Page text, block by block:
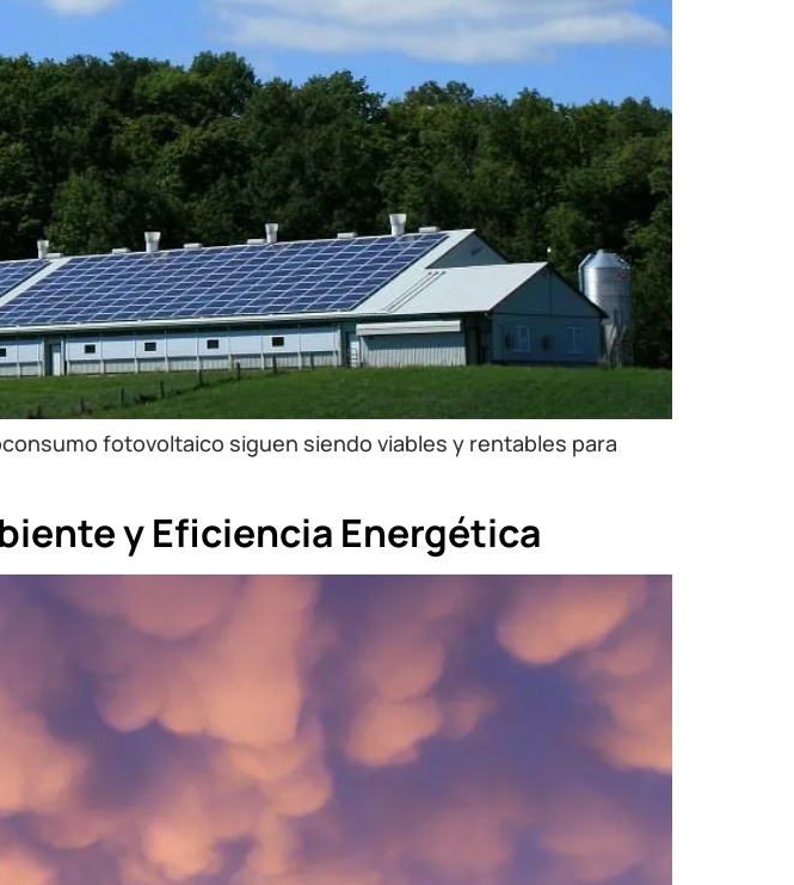
fotovoltaico siguen siendo viables y rentables para
y Eficiencia Energética